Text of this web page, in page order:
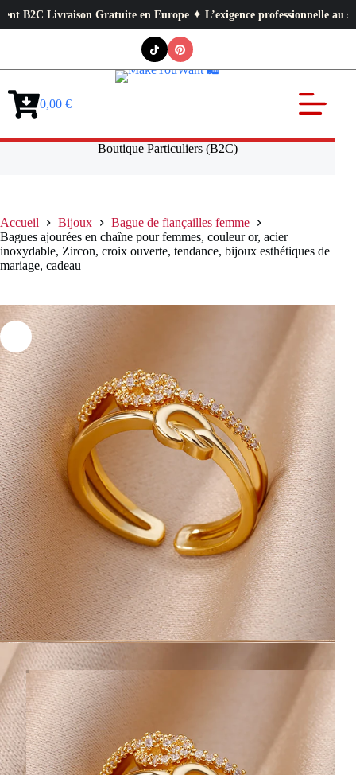
en Europe ✦ L’exigence professionnelle au service de votre
Panier0,00 €
Boutique Particuliers (B2C)
Accueil Bijoux
Bague de fiançailles femme
Bagues ajourées en chaîne pour femmes, couleur or, acier
inoxydable, Zircon, croix ouverte, tendance, bijoux esthétiques de
mariage, cadeau